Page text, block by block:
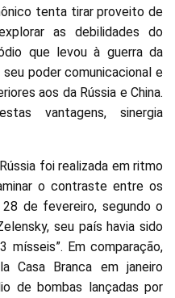
tenta tirar proveito de
as debilidades do
que levou à guerra da
seu poder comunicacional e
aos da Rússia e China.
vantagens, sinergia
foi realizada em ritmo
o contraste entre os
de fevereiro, segundo o
seu país havia sido
mísseis”. Em comparação,
Casa Branca em janeiro
de bombas lançadas por